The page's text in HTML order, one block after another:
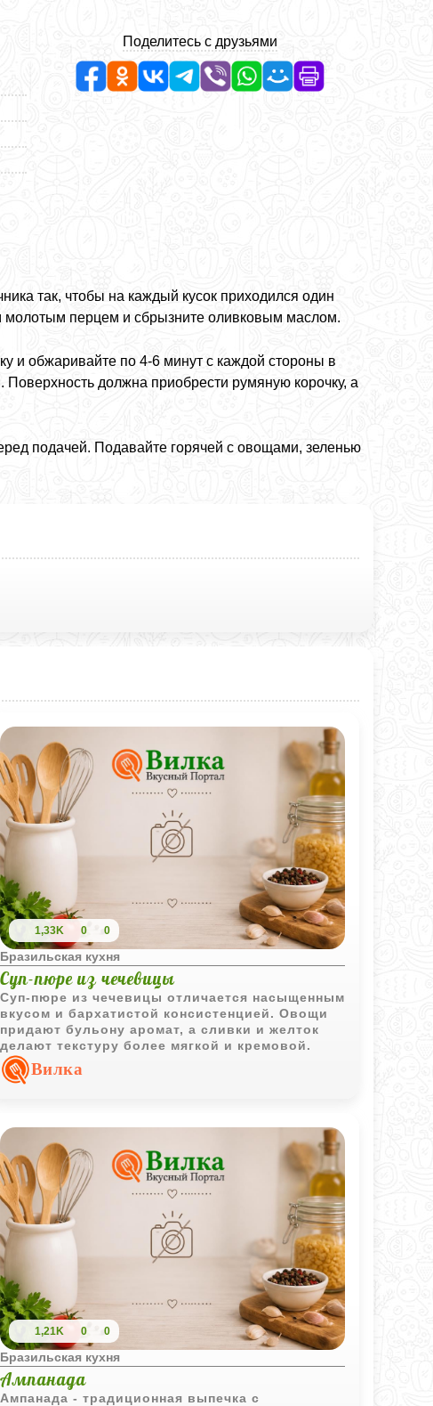
Поделитесь с друзьями
так, чтобы на каждый кусок приходился один
молотым перцем и сбрызните оливковым маслом.
и обжаривайте по 4-6 минут с каждой стороны в
должна приобрести румяную корочку, а
подачей. Подавайте горячей с овощами, зеленью
1,33K 0 0
Бразильская кухня
Суп-пюре из чечевицы
Суп-пюре из чечевицы отличается насыщенным
вкусом и бархатистой консистенцией. Овощи
придают бульону аромат, а сливки и желток
делают текстуру более мягкой и кремовой.
Вилка
1,21K 0 0
Бразильская кухня
Ампанада
Ампанада - традиционная выпечка с